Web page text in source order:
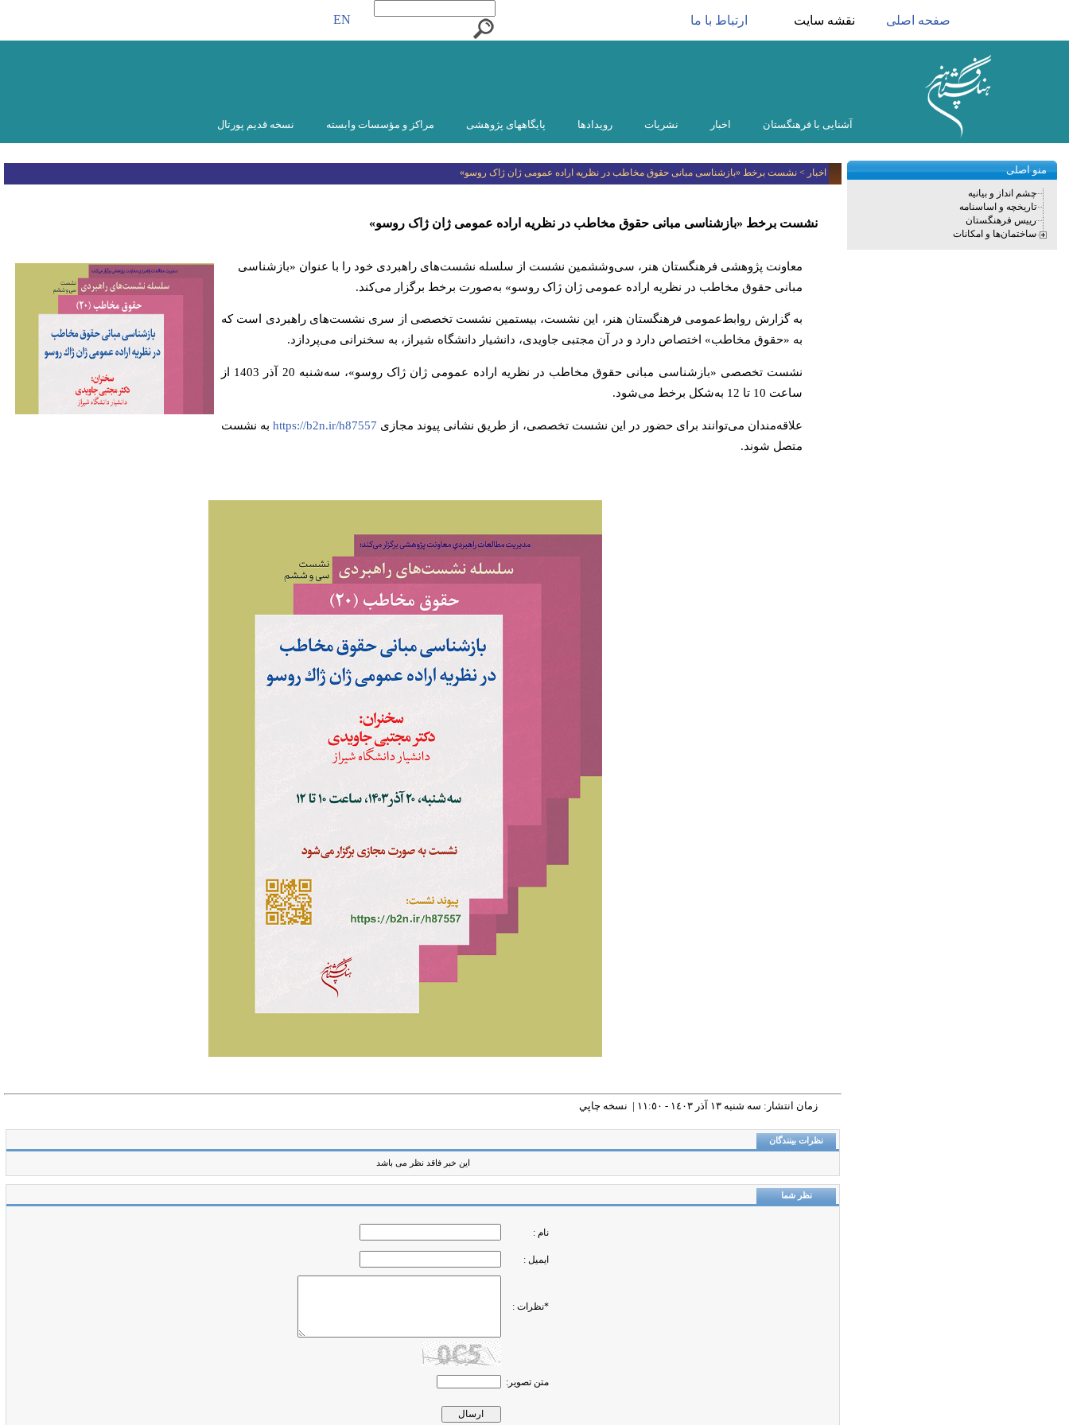
صفحه اصلی نقشه سایت ارتباط با ما EN
آشنایی با فرهنگستان اخبار نشریات رویدادها پایگاههای پژوهشی مراکز و مؤسسات وابسته نسخه قدیم پورتال
اخبار > نشست برخط «بازشناسی مبانی حقوق مخاطب در نظریه اراده عمومی ژان ژاک روسو»
نشست برخط «بازشناسی مبانی حقوق مخاطب در نظریه اراده عمومی ژان ژاک روسو»
معاونت پژوهشی فرهنگستان هنر، سی‌وششمین نشست از سلسله نشست‌های راهبردی خود را با عنوان «بازشناسی
مبانی حقوق مخاطب در نظریه اراده عمومی ژان ژاک روسو» به‌صورت برخط برگزار می‌کند.
به گزارش روابط‌عمومی فرهنگستان هنر، این نشست، بیستمین نشست تخصصی از سری نشست‌های راهبردی است که
به «حقوق مخاطب» اختصاص دارد و در آن مجتبی جاویدی، دانشیار دانشگاه شیراز، به سخنرانی می‌پردازد.
نشست تخصصی «بازشناسی مبانی حقوق مخاطب در نظریه اراده عمومی ژان ژاک روسو»، سه‌شنبه 20 آذر 1403 از
ساعت 10 تا 12 به‌شکل برخط می‌شود.
علاقه‌مندان می‌توانند برای حضور در این نشست تخصصی، از طریق نشانی پیوند مجازی https://b2n.ir/h87557به نشست
متصل شوند.
زمان انتشار: سه شنبه ١٣ آذر ١٤٠٣ - ١١:٥٠ | نسخه چاپي
نظرات بینندگان
این خبر فاقد نظر می باشد
نظر شما
نام :
ایمیل :
*نظرات :
متن تصویر:
منو اصلی
چشم انداز و بیانیه
تاریخچه و اساسنامه
رییس فرهنگستان
ساختمان‌ها و امکانات